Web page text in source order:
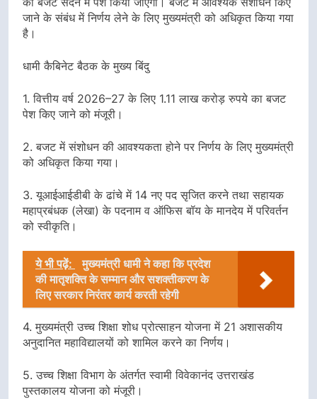
जाने के संबंध में निर्णय लेने के लिए मुख्यमंत्री को अधिकृत किया गया
है।
धामी कैबिनेट बैठक के मुख्य बिंदु
1. वित्तीय वर्ष 2026–27 के लिए 1.11 लाख करोड़ रुपये का बजट
पेश किए जाने को मंजूरी।
2. बजट में संशोधन की आवश्यकता होने पर निर्णय के लिए मुख्यमंत्री
को अधिकृत किया गया।
3. यूआईआईडीबी के ढांचे में 14 नए पद सृजित करने तथा सहायक
महाप्रबंधक (लेखा) के पदनाम व ऑफिस बॉय के मानदेय में परिवर्तन
को स्वीकृति।
ये भी पढ़ें:
मुख्यमंत्री धामी ने कहा कि प्रदेश
की मातृशक्ति के सम्मान और सशक्तीकरण के
लिए सरकार निरंतर कार्य करती रहेगी
4. मुख्यमंत्री उच्च शिक्षा शोध प्रोत्साहन योजना में 21 अशासकीय
अनुदानित महाविद्यालयों को शामिल करने का निर्णय।
5. उच्च शिक्षा विभाग के अंतर्गत स्वामी विवेकानंद उत्तराखंड
पुस्तकालय योजना को मंजूरी।